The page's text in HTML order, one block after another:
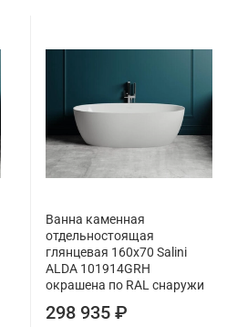
Ванна каменная
отдельностоящая
глянцевая 160х70 Salini
ALDA 101914GRH
окрашена по RAL снаружи
298 935 ₽